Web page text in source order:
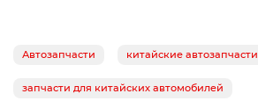
Автозапчасти китайские автозапчасти
запчасти для китайских автомобилей